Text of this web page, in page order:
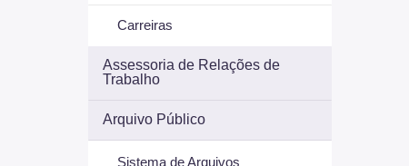
Carreiras
Assessoria de Relações de
Trabalho
Arquivo Público
Sistema de Arquivos